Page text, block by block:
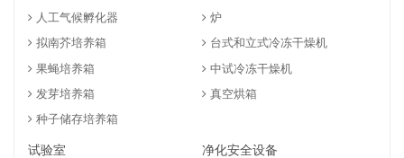
人工气候孵化器
拟南芥培养箱
果蝇培养箱
发芽培养箱
种子储存培养箱
炉
台式和立式冷冻干燥机
中试冷冻干燥机
真空烘箱
试验室 净化安全设备